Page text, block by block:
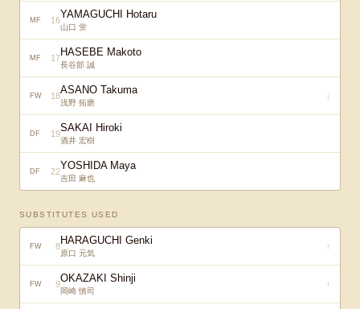
MF 16YAMAGUCHI Hotaru
山口 蛍
MF 17HASEBE Makoto
長谷部 誠
FW 18ASANO Takuma
浅野 拓磨
↓
DF 19SAKAI Hiroki
酒井 宏樹
DF 22YOSHIDA Maya
吉田 麻也
SUBSTITUTES USED
FW 8HARAGUCHI Genki
原口 元気
↑
FW 9OKAZAKI Shinji
岡崎 慎司
↑